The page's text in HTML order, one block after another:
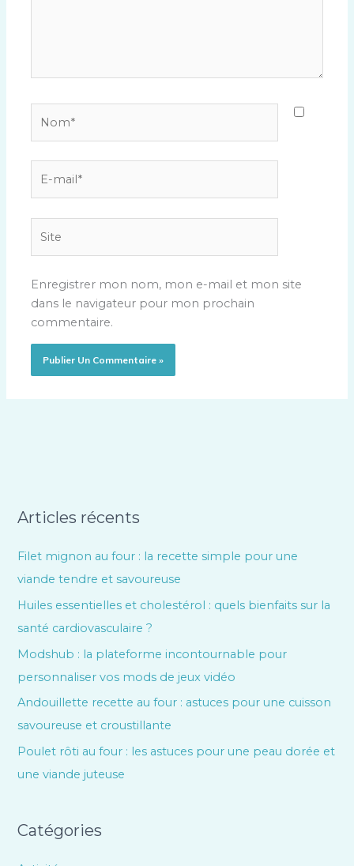
mail*
Enregistrer mon nom, mon e-mail et mon site
dans le navigateur pour mon prochain
commentaire.
Articles récents
Filet mignon au four : la recette simple pour une
viande tendre et savoureuse
Huiles essentielles et cholestérol : quels bienfaits sur la
santé cardiovasculaire ?
Modshub : la plateforme incontournable pour
personnaliser vos mods de jeux vidéo
Andouillette recette au four : astuces pour une cuisson
savoureuse et croustillante
Poulet rôti au four : les astuces pour une peau dorée et
une viande juteuse
Catégories